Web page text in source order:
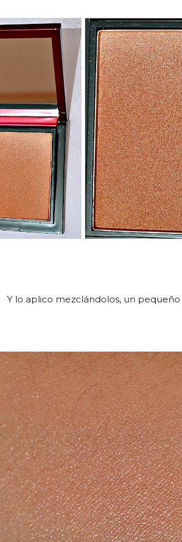
Y lo aplico mezclándolos, un pequeño